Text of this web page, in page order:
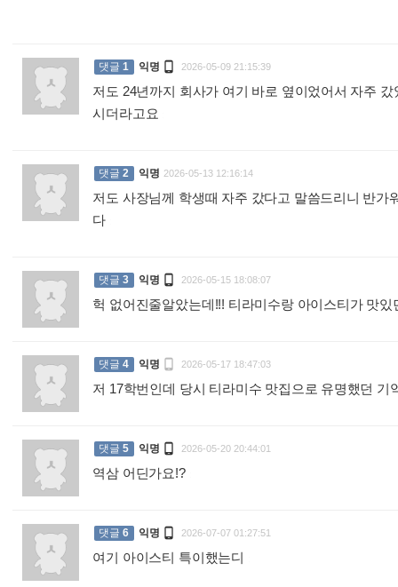
댓글 1 익명  2026-05-09 21:15:39
저도 24년까지 회사가 여기 바로 옆이었어서 자주
시더라고요
댓글 2 익명 2026-05-13 12:16:14
저도 사장님께 학생때 자주 갔다고 말씀드리니 반
다
댓글 3 익명  2026-05-15 18:08:07
헉 없어진줄알았는데!!! 티라미수랑 아이스티가 맛
댓글 4 익명  2026-05-17 18:47:03
저 17학번인데 당시 티라미수 맛집으로 유명했던
댓글 5 익명  2026-05-20 20:44:01
역삼 어딘가요!?
댓글 6 익명  2026-07-07 01:27:51
여기 아이스티 특이했는디